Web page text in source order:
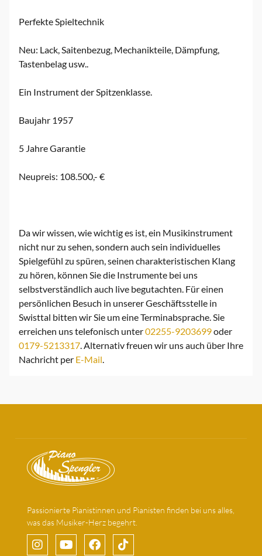
Perfekte Spieltechnik
Neu: Lack, Saitenbezug, Mechanikteile, Dämpfung,
Tastenbelag usw..
Ein Instrument der Spitzenklasse.
Baujahr 1957
5 Jahre Garantie
Neupreis: 108.500,- €
Da wir wissen, wie wichtig es ist, ein Musikinstrument
nicht nur zu sehen, sondern auch sein individuelles
Spielgefühl zu spüren, seinen charakteristischen Klang
zu hören, können Sie die Instrumente bei uns
selbstverständlich auch live begutachten. Für einen
persönlichen Besuch in unserer Geschäftsstelle in
Swisttal bitten wir Sie um eine Terminabsprache. Sie
erreichen uns telefonisch unter02255-9203699oder
0179-5213317. Alternativ freuen wir uns auch über Ihre
Nachricht per E-Mail.
Passionierte Pianistinnen und Pianisten finden bei uns alles,
was das Musiker-Herz begehrt.